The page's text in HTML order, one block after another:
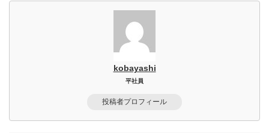
kobayashi
平社員
投稿者プロフィール